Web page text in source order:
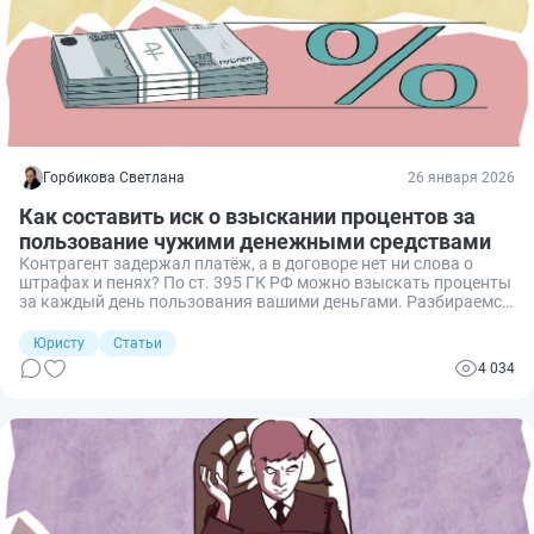
Горбикова Светлана 26 января 2026
Как составить иск о взыскании процентов за
пользование чужими денежными средствами
Контрагент задержал платёж, а в договоре нет ни слова о
штрафах и пенях? По ст. 395 ГК РФ можно взыскать проценты
за каждый день пользования вашими деньгами. Разбираемся,
так, чтобы суд принял ваши требования.
Юристу
Статьи
4 034